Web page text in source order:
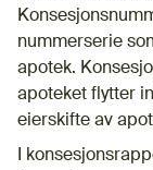
nummerserie
apotek.
apoteket flytter
eierskifte av
I